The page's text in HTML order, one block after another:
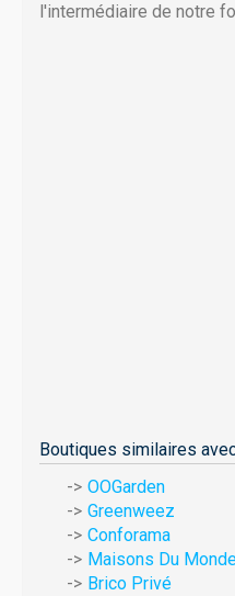
l'intermédiaire de notre
Boutiques similaires
OOGarden
Greenweez
Conforama
Maisons Du
Brico Privé